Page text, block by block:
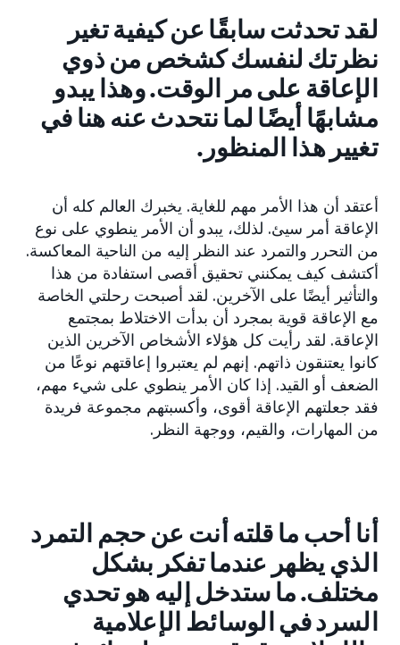
لقد تحدثت سابقًا عن كيفية تغير
نظرتك لنفسك كشخص من ذوي
الإعاقة على مر الوقت. وهذا يبدو
مشابهًا أيضًا لما نتحدث عنه هنا في
تغيير هذا المنظور.
أعتقد أن هذا الأمر مهم للغاية. يخبرك العالم كله أن
الإعاقة أمر سيئ. لذلك، يبدو أن الأمر ينطوي على نوع
من التحرر والتمرد عند النظر إليه من الناحية المعاكسة.
أكتشف كيف يمكنني تحقيق أقصى استفادة من هذا
والتأثير أيضًا على الآخرين. لقد أصبحت رحلتي الخاصة
مع الإعاقة قوية بمجرد أن بدأت الاختلاط بمجتمع
الإعاقة. لقد رأيت كل هؤلاء الأشخاص الآخرين الذين
كانوا يعتنقون ذاتهم. إنهم لم يعتبروا إعاقتهم نوعًا من
الضعف أو القيد. إذا كان الأمر ينطوي على شيء مهم،
فقد جعلتهم الإعاقة أقوى، وأكسبتهم مجموعة فريدة
من المهارات، والقيم، ووجهة النظر.
أنا أحب ما قلته أنت عن حجم التمرد
الذي يظهر عندما تفكر بشكل
مختلف. ما ستدخل إليه هو تحدي
السرد في الوسائط الإعلامية